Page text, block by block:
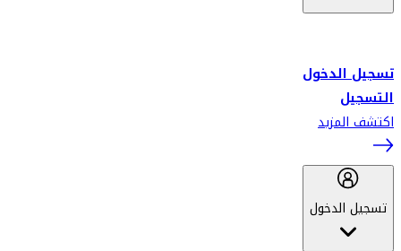
تسجيل الدخول
التسجيل
اكتشف المزيد
تسجيل الدخول